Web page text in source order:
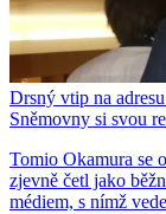
Drsný vtip na
Sněmovny si svou
Tomio Okamura se
zjevně četl jako
médiem, s nímž